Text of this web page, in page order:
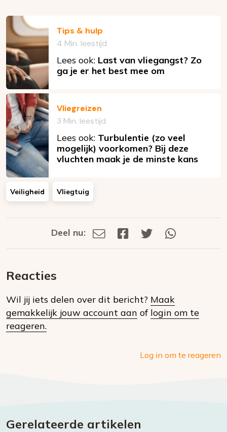
Tips & hulp
4 Min. leestijd
Lees ook: Last van vliegangst? Zo
ga je er het best mee om
Vliegreizen
3 Min. leestijd
Lees ook: Turbulentie (zo veel
mogelijk) voorkomen? Bij deze
vluchten maak je de minste kans
Veiligheid Vliegtuig
Deel
social
Deel nu:
Deel
Deel
Deel
Reacties
Wil jij iets delen over dit bericht? Maak
gemakkelijk jouw account aan of login om te
reageren.
Log in om te reageren
Gerelateerde artikelen